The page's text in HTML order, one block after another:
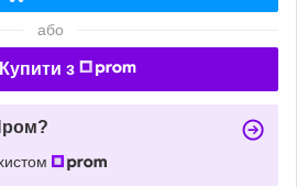
або
Купити з